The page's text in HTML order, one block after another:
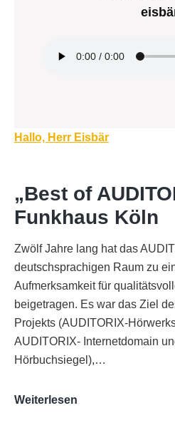
Hallo, Herr Eisbär
„Best of
Funkhaus Köln
Zwölf Jahre lang hat das
deutschsprachigen Raum zu
Aufmerksamkeit für
beigetragen. Es war das Ziel
Projekts (AUDITORIX-
AUDITORIX- Internetdomain
Hörbuchsiegel),…
Weiterlesen